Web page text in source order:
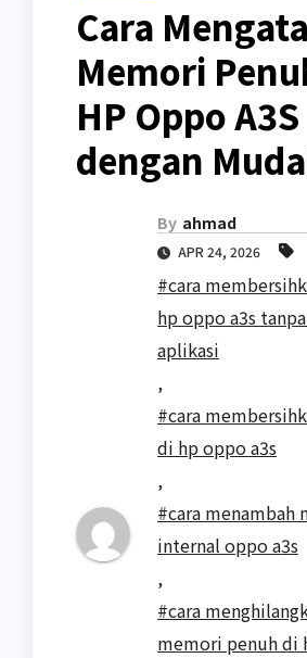
Cara
Memori
HP Oppo A3S
dengan
By ahmad
APR 24, 2026
#cara
hp oppo a3s
aplikasi
,
#cara
di hp oppo a3s
,
#cara menambah
internal oppo a3s
,
#cara
memori penuh di